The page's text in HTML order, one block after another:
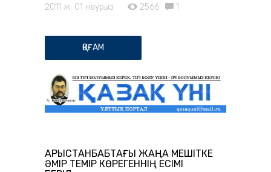
2011 ж. 01 наурыз 2566 1
ҚОҒАМ
АРЫСТАНБАБТАҒЫ ЖАҢА МЕШІТКЕ
ӘМІР ТЕМІР КӨРЕГЕННІҢ ЕСІМІ